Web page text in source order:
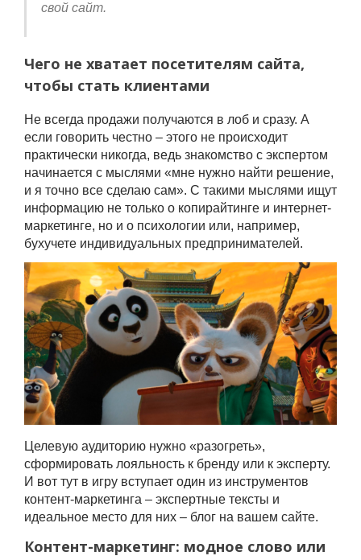
свой сайт.
Чего не хватает посетителям сайта,
чтобы стать клиентами
Не всегда продажи получаются в лоб и сразу. А
если говорить честно – этого не происходит
практически никогда, ведь знакомство с экспертом
начинается с мыслями «мне нужно найти решение,
и я точно все сделаю сам». С такими мыслями ищут
информацию не только о копирайтинге и интернет-
маркетинге, но и о психологии или, например,
бухучете индивидуальных предпринимателей.
Целевую аудиторию нужно «разогреть»,
сформировать лояльность к бренду или к эксперту.
И вот тут в игру вступает один из инструментов
контент-маркетинга – экспертные тексты и
идеальное место для них – блог на вашем сайте.
Контент-маркетинг: модное слово или